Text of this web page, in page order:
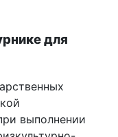
для
выполнении